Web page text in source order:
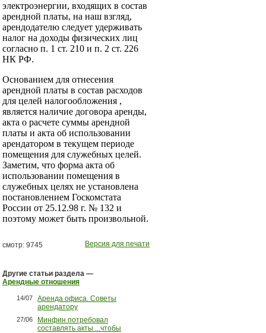
электроэнергии, входящих в состав
арендной платы, на наш взгляд,
арендодателю следует удерживать
налог на доходы физических лиц
согласно п. 1 ст. 210 и п. 2 ст. 226
НК РФ.
Основанием для отнесения
арендной платы в состав расходов
для целей налогообложения ,
является наличие договора аренды,
акта о расчете суммы арендной
платы и акта об использовании
арендатором в текущем периоде
помещения для служебных целей.
Заметим, что форма акта об
использовании помещения в
служебных целях не установлена
постановлением Госкомстата
России от 25.12.98 г. № 132 и
поэтому может быть произвольной.
смотр: 9745 Версия для печати
Другие статьи раздела —
Арендные отношения
14/07
Аренда офиса. Советы
арендатору
27/06
Минфин потребовал
составлять акты ...чтобы